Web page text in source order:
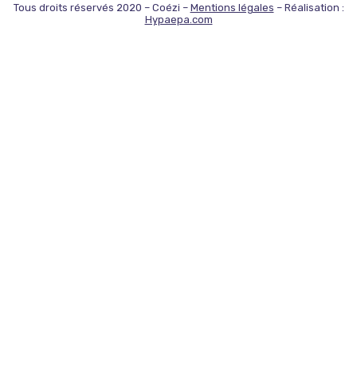
Tous droits réservés 2020 – Coézi – Mentions légales – Réalisation :
Hypaepa.com